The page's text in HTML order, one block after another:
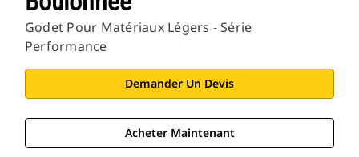
Godet Pour Matériaux Légers - Série
Performance
Demander Un Devis
Acheter Maintenant